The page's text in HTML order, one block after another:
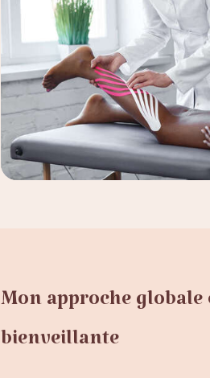
Mon approche globale
bienveillante